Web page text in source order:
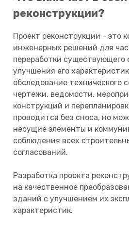
реконструкции?
Проект реконструкции - это
инженерных решений для
переработки существующего
улучшения его
обследование технического
чертежи, ведомости,
конструкций и
проводится без сноса, но
несущие элементы и
соблюдения всех
согласований.
Разработка проекта
на качественное
зданий с улучшением их
характеристик.